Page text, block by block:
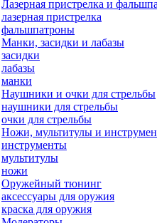
Лазерная пристрелка и
лазерная пристрелка
фальшпатроны
Манки, засидки и лабазы
засидки
лабазы
манки
Наушники и очки для стрельбы
наушники для стрельбы
очки для стрельбы
Ножи, мультитулы и
инструменты
мультитулы
ножи
Оружейный тюнинг
аксессуары для оружия
краска для оружия